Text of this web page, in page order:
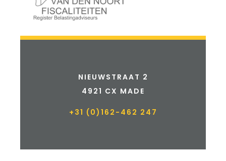
NIEUWSTRAAT 2
4921 CX MADE
+31 (0)162-462 247